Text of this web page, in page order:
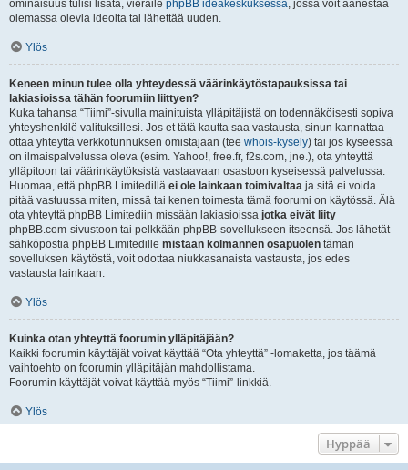
ominaisuus tulisi lisätä, vieraile phpBB ideakeskuksessa, jossa voit äänestää
olemassa olevia ideoita tai lähettää uuden.
Ylös
Keneen minun tulee olla yhteydessä väärinkäytöstapauksissa tai
lakiasioissa tähän foorumiin liittyen?
Kuka tahansa “Tiimi”-sivulla mainituista ylläpitäjistä on todennäköisesti sopiva
yhteyshenkilö valituksillesi. Jos et tätä kautta saa vastausta, sinun kannattaa
ottaa yhteyttä verkkotunnuksen omistajaan (tee whois-kysely) tai jos kyseessä
on ilmaispalvelussa oleva (esim. Yahoo!, free.fr, f2s.com, jne.), ota yhteyttä
ylläpitoon tai väärinkäytöksistä vastaavaan osastoon kyseisessä palvelussa.
Huomaa, että phpBB Limitedillä ei ole lainkaan toimivaltaa ja sitä ei voida
pitää vastuussa miten, missä tai kenen toimesta tämä foorumi on käytössä. Älä
ota yhteyttä phpBB Limitediin missään lakiasioissa jotka eivät liity
phpBB.com-sivustoon tai pelkkään phpBB-sovellukseen itseensä. Jos lähetät
sähköpostia phpBB Limitedille mistään kolmannen osapuolen tämän
sovelluksen käytöstä, voit odottaa niukkasanaista vastausta, jos edes
vastausta lainkaan.
Ylös
Kuinka otan yhteyttä foorumin ylläpitäjään?
Kaikki foorumin käyttäjät voivat käyttää “Ota yhteyttä” -lomaketta, jos täämä
vaihtoehto on foorumin ylläpitäjän mahdollistama.
Foorumin käyttäjät voivat käyttää myös “Tiimi”-linkkiä.
Ylös
Hyppää